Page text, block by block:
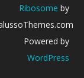
Ribosome by
Powered by
WordPress